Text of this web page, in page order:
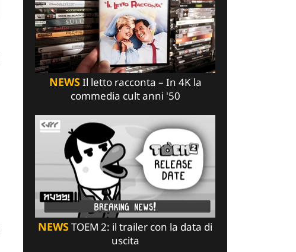
NEWSIl letto racconta – In 4K la
commedia cult anni '50
NEWSTOEM 2: il trailer con la data di
uscita